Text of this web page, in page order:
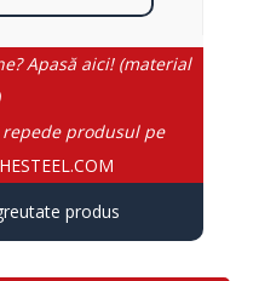
Apasă aici! (material
produsul pe
produs